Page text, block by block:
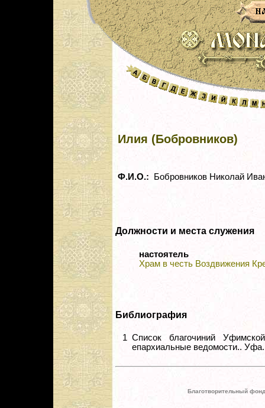
Илия (Бобровников)
Ф.И.О.: Бобровников Николай
Должности и места служения
настоятель
Храм в честь Воздвижения
Библиография
1 Список благочиний
епархиальные ведомости..
Благотворительный